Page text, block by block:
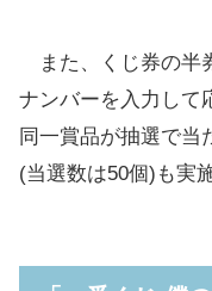
また、くじ券の半
ナンバーを入力して
同一賞品が抽選で当
(当選数は50個)も実